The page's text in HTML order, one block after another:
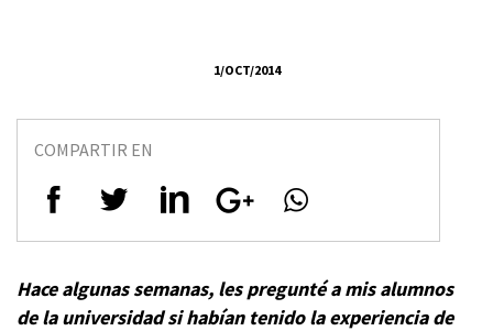
1/OCT/2014
COMPARTIR EN
Hace algunas semanas, les pregunté a mis alumnos
de la universidad si habían tenido la experiencia de